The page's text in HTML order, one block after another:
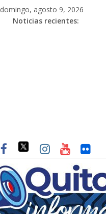
domingo, agosto 9, 2026
Noticias recientes: